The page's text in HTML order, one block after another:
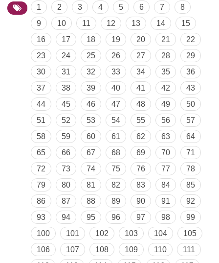
1 2 3 4 5 6 7
8
9
10 11 12 13 14
15
16
17 18 19 20 21
22
23
24 25 26 27 28
29
30
31 32 33 34 35
36
37
38 39 40 41 42
43
44
45 46 47 48 49
50
51
52 53 54 55 56
57
58
59 60 61 62 63
64
65
66 67 68 69 70
71
72
73 74 75 76 77
78
79
80 81 82 83 84
85
86
87 88 89 90 91
92
93
94 95 96 97 98
99
100
101 102 103 104
105
106
107 108 109 110
111